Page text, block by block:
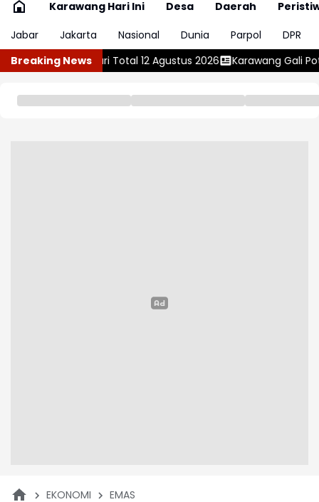
Karawang Hari Ini Desa Daerah
Jabar
Jakarta Nasional Dunia Parpol
DPR
Breaking News
2026 Karawang Gali Potensi Bakat, Disdikbud Gelar Lomba
EKONOMI EMAS